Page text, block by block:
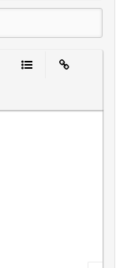
текста
спойлера